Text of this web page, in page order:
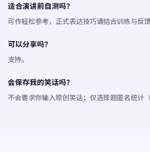
适合演讲前自测吗？
可作轻松参考，正式表达技巧请结合训练与反馈
可以分享吗？
支持。
会保存我的笑话吗？
不会要求你输入原创笑话；仅选择题匿名统计（